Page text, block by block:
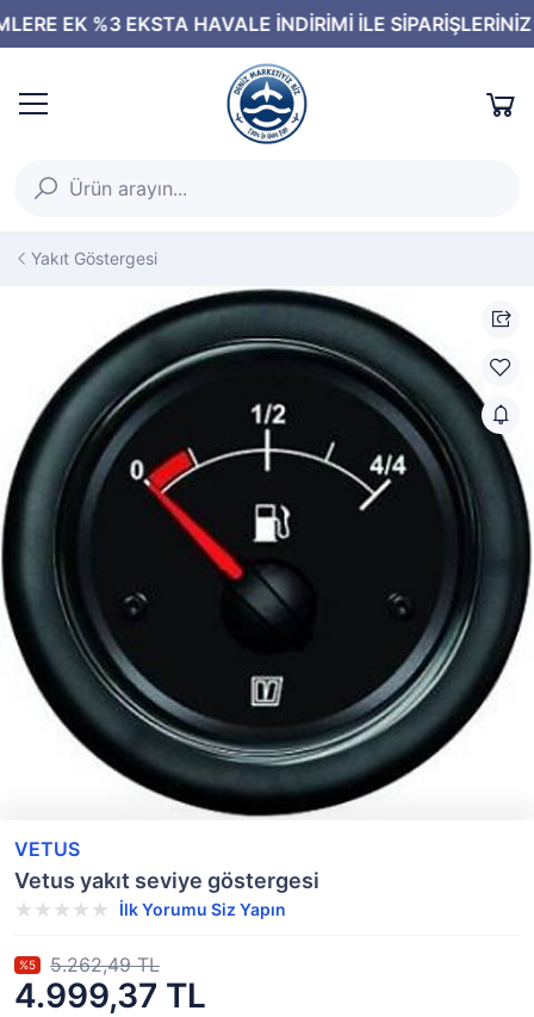
Yakıt Göstergesi
VETUS
Vetus yakıt seviye göstergesi
İlk Yorumu Siz Yapın
4.999,37 TL
%5 5.262,49 TL